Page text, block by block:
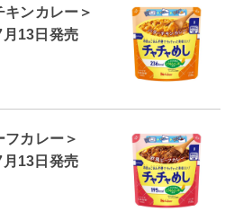
ンカレー＞
月13日発売
カレー＞
月13日発売